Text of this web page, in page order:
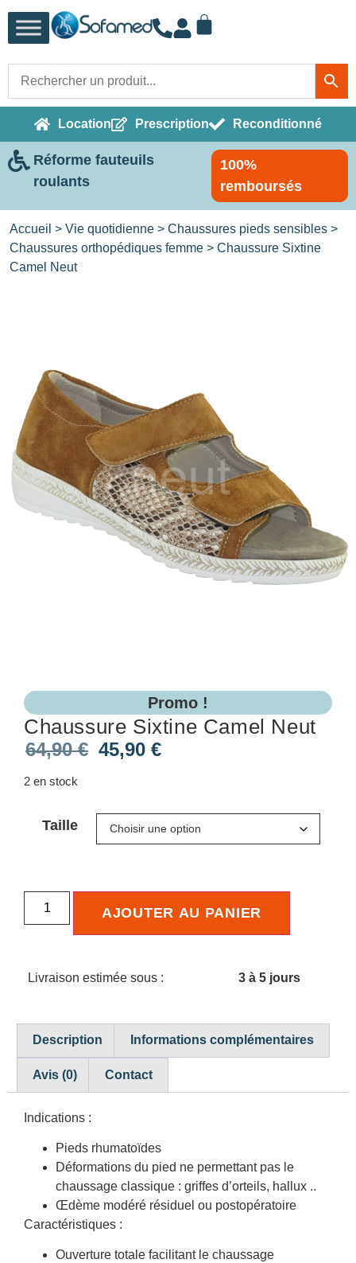
Location Prescription Reconditionné
Réforme fauteuils
roulants
100%
remboursés
Accueil > Vie quotidienne > Chaussures pieds sensibles >
Chaussures orthopédiques femme > Chaussure Sixtine
Camel Neut
Chaussure Sixtine Camel Neut
Promo !
64,90€ 45,90 €
2 en stock
Taille
AJOUTER AU PANIER
Livraison estimée sous : 3 à 5 jours
Description Informations complémentaires
Avis (0) Contact
Indications :
Pieds rhumatoïdes
Déformations du pied ne permettant pas le
chaussage classique : griffes d’orteils, hallux ..
Œdème modéré résiduel ou postopératoire
Caractéristiques :
Ouverture totale facilitant le chaussage